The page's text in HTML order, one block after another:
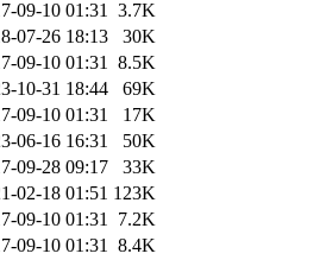
09-10 01:31 3.7K
07-26 18:13
30K
09-10 01:31 8.5K
10-31 18:44
69K
09-10 01:31
17K
06-16 16:31
50K
09-28 09:17
33K
02-18 01:51 123K
09-10 01:31 7.2K
09-10 01:31 8.4K